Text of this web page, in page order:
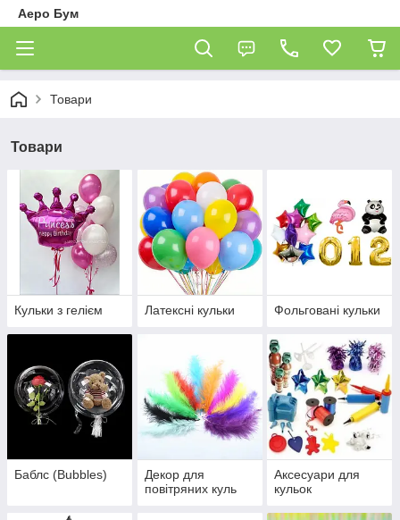
Аеро Бум
Товари
Товари
Кульки з гелієм Латексні кульки Фольговані кульки
Баблс (Bubbles)
Декор для
повітряних куль
Аксесуари для
кульок